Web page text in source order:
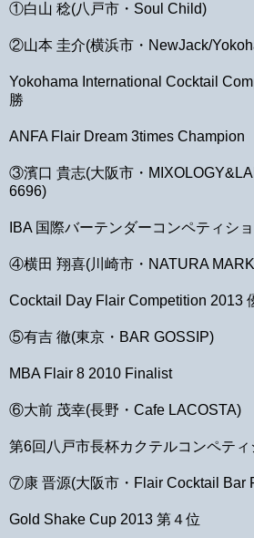
①白山 稔(八戸市・Soul Child)
②山本 圭介(横浜市・NewJack/
Yokohama International Cocktail
勝
ANFA Flair Dream 3times Champion
③濱口 貴志(大阪市・
6696)
IBA 国際バーテンダーコンペティシ
④横田 翔喜(川崎市・NATURA
Cocktail Day Flair Competition 2013
⑤有吉 徹(東京・BAR GOSSIP)
MBA Flair 8 2010 Finalist
⑥大前 茂幸(長野・Cafe LACOSTA)
第6回八戸市長杯カクテルコンペティ
⑦康 晋源(大阪市・Flair Cocktail Bar
Gold Shake Cup 2013 第４位